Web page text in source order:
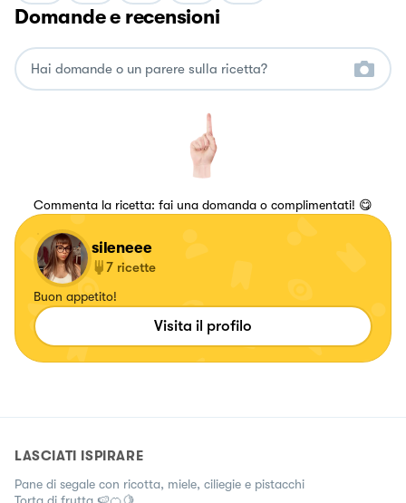
Domande e recensioni
Commenta la ricetta: fai una domanda o complimentati! 😋
sileneee
7 ricette
Buon appetito!
Visita il profilo
LASCIATI ISPIRARE
Pane di segale con ricotta, miele, ciliegie e pistacchi